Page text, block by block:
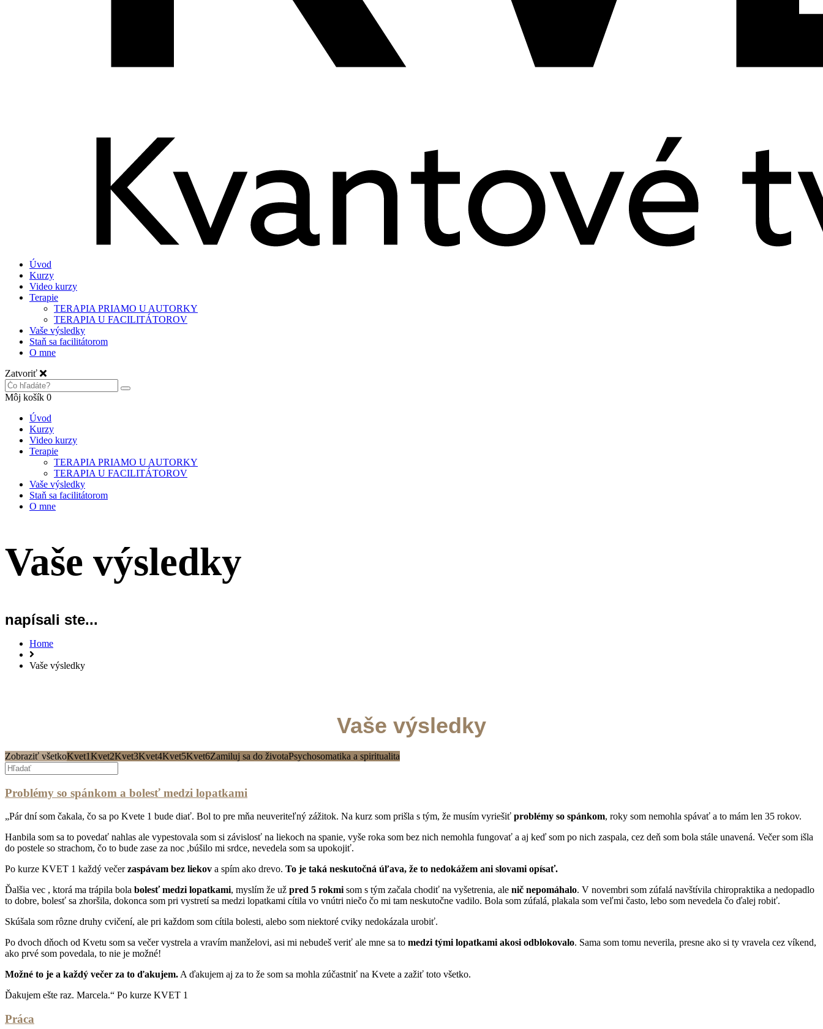
Úvod
Kurzy
Video kurzy
Terapie
TERAPIA PRIAMO U AUTORKY
TERAPIA U FACILITÁTOROV
Vaše výsledky
Staň sa facilitátorom
O mne
Zatvoriť
Môj košík 0
Úvod
Kurzy
Video kurzy
Terapie
TERAPIA PRIAMO U AUTORKY
TERAPIA U FACILITÁTOROV
Vaše výsledky
Staň sa facilitátorom
O mne
Vaše výsledky
napísali ste...
Home
Vaše výsledky
Vaše výsledky
Zobraziť všetkoKvet1Kvet2Kvet3Kvet4Kvet5Kvet6Zamiluj sa do životaPsychosomatika a spiritualita
Problémy so spánkom a bolesť medzi lopatkami
„Pár dní som čakala, čo sa po Kvete 1 bude diať. Bol to pre mňa neuveriteľný zážitok. Na kurz som prišla s tým, že musím vyriešiť problémy so spánkom, roky som nemohla spávať a to mám len 35 rokov.
Hanbila som sa to povedať nahlas ale vypestovala som si závislosť na liekoch na spanie, vyše roka som bez nich nemohla fungovať a aj keď som po nich zaspala, cez deň som bola stále unavená. Večer som išla
do postele so strachom, čo to bude zase za noc ,búšilo mi srdce, nevedela som sa upokojiť.
Po kurze KVET 1 každý večerzaspávam bez liekov a spím ako drevo. To je taká neskutočná úľava, že to nedokážem ani slovami opísať.
Ďalšia vec , ktorá ma trápila bola bolesť medzi lopatkami, myslím že už pred 5 rokmi som s tým začala chodiť na vyšetrenia, ale nič nepomáhalo. V novembri som zúfalá navštívila chiropraktika a nedopadlo
to dobre, bolesť sa zhoršila, dokonca som pri vystretí sa medzi lopatkami cítila vo vnútri niečo čo mi tam neskutočne vadilo. Bola som zúfalá, plakala som veľmi často, lebo som nevedela čo ďalej robiť.
Skúšala som rôzne druhy cvičení, ale pri každom som cítila bolesti, alebo som niektoré cviky nedokázala urobiť.
Po dvoch dňoch od Kvetu som sa večer vystrela a vravím manželovi, asi mi nebudeš veriť ale mne sa to medzi tými lopatkami akosi odblokovalo. Sama som tomu neverila, presne ako si ty vravela cez víkend,
ako prvé som povedala, to nie je možné!
Možné to je a každý večer za to ďakujem. A ďakujem aj za to že som sa mohla zúčastniť na Kvete a zažiť toto všetko.
Ďakujem ešte raz. Marcela.“ Po kurze KVET 1
Práca